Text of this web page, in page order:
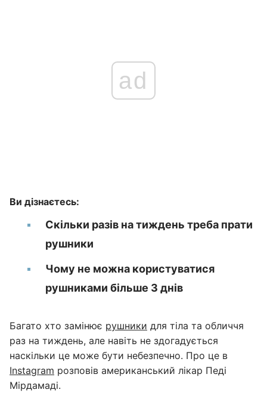
ad
Ви дізнаєтесь:
Скільки разів на тиждень треба прати
рушники
Чому не можна користуватися
рушниками більше 3 днів
Багато хто замінює рушники для тіла та обличчя
раз на тиждень, але навіть не здогадується
наскільки це може бути небезпечно. Про це в
Instagram розповів американський лікар Педі
Мірдамаді.